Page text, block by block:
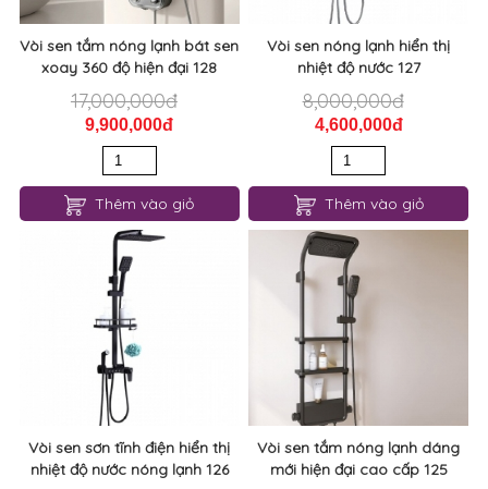
Vòi sen tắm nóng lạnh bát sen
xoay 360 độ hiện đại 128
17,000,000đ
9,900,000đ
Thêm vào giỏ
Vòi sen nóng lạnh hiển thị
nhiệt độ nước 127
8,000,000đ
4,600,000đ
Thêm vào giỏ
Vòi sen sơn tĩnh điện hiển thị
nhiệt độ nước nóng lạnh 126
Vòi sen tắm nóng lạnh dáng
mới hiện đại cao cấp 125